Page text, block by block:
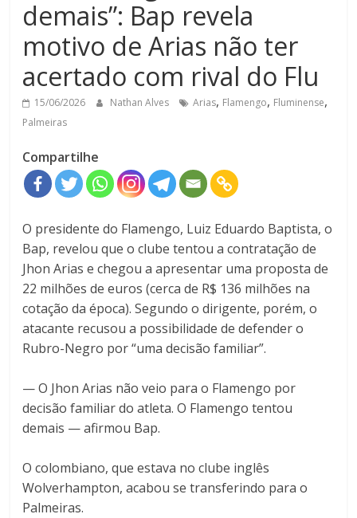
demais”: Bap revela
motivo de Arias não ter
acertado com rival do Flu
15/06/2026 Nathan Alves Arias, Flamengo, Fluminense,
Palmeiras
Compartilhe
O presidente do Flamengo, Luiz Eduardo Baptista, o
Bap, revelou que o clube tentou a contratação de
Jhon Arias e chegou a apresentar uma proposta de
22 milhões de euros (cerca de R$ 136 milhões na
cotação da época). Segundo o dirigente, porém, o
atacante recusou a possibilidade de defender o
Rubro-Negro por “uma decisão familiar”.
— O Jhon Arias não veio para o Flamengo por
decisão familiar do atleta. O Flamengo tentou
demais — afirmou Bap.
O colombiano, que estava no clube inglês
Wolverhampton, acabou se transferindo para o
Palmeiras.